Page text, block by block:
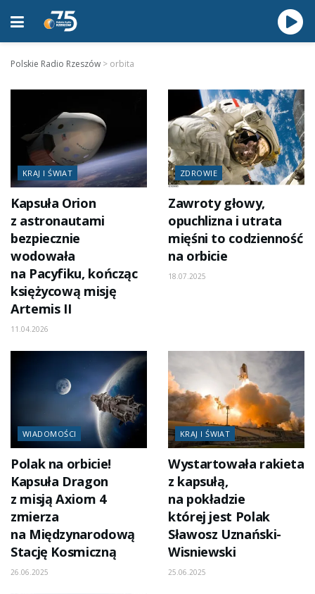
Polskie Radio Rzeszów > orbita
KRAJ I ŚWIAT
Kapsuła Orion
z astronautami
bezpiecznie
wodowała
na Pacyfiku, kończąc
księżycową misję
Artemis II
11.04.2026
ZDROWIE
Zawroty głowy,
opuchlizna i utrata
mięśni to codzienność
na orbicie
18.07.2025
WIADOMOŚCI
Polak na orbicie!
Kapsuła Dragon
z misją Axiom 4
zmierza
na Międzynarodową
Stację Kosmiczną
26.06.2025
KRAJ I ŚWIAT
Wystartowała rakieta
z kapsułą,
na pokładzie
której jest Polak
Sławosz Uznański-
Wisniewski
25.06.2025